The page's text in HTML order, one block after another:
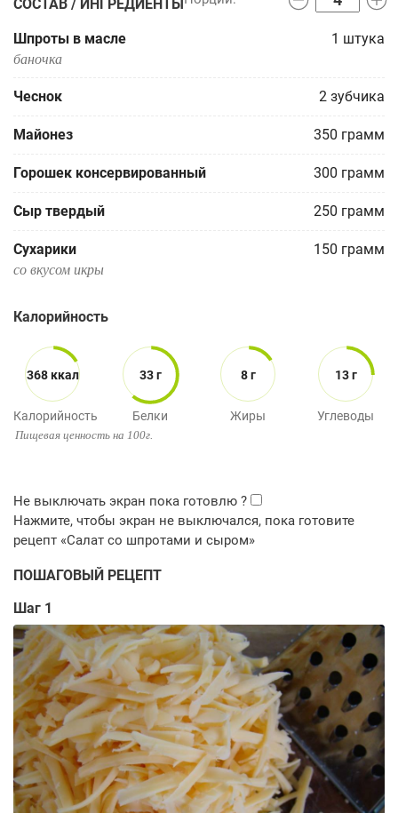
СОСТАВ / ИНГРЕДИЕНТЫ
Шпроты в масле 1 штука
баночка
Чеснок 2 зубчика
Майонез 350 грамм
Горошек консервированный 300 грамм
Сыр твердый 250 грамм
Сухарики 150 грамм
со вкусом икры
Калорийность
368 ккал
Калорийность
33 г
Белки
8 г
Жиры
13 г
Углеводы
Пищевая ценность на 100г.
ПОШАГОВЫЙ РЕЦЕПТ
Шаг 1